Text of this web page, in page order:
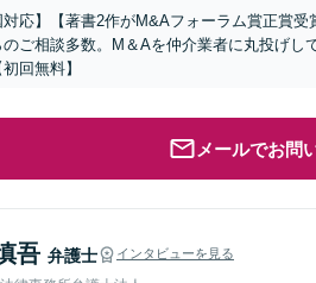
対応】【著書2作がM&Aフォーラム賞正賞
のご相談多数。M＆Aを仲介業者に丸投げ
回無料】
メールでお問
吾 弁護士 インタビューを見る